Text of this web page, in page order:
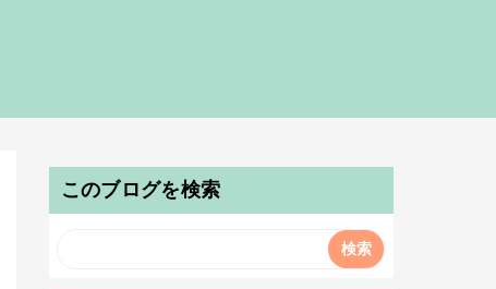
このブログを検索